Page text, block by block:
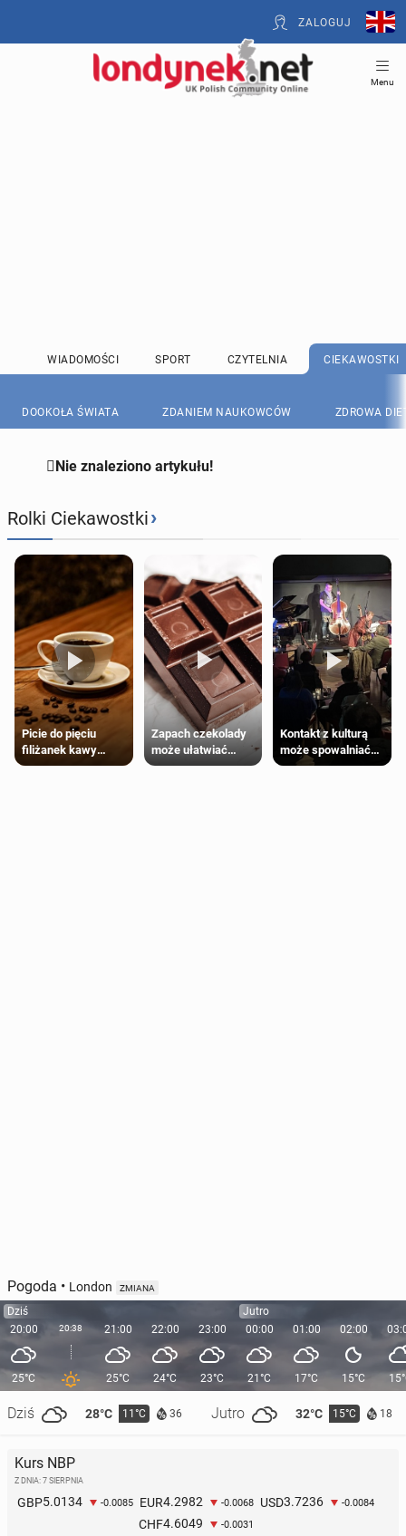
ZALOGUJ
Menu
WIADOMOŚCI SPORT CZYTELNIA CIEKAWOSTKI
DOOKOŁA ŚWIATA ZDANIEM NAUKOWCÓW ZDROWA
Nie znaleziono artykułu!
Rolki Ciekawostki›
Picie do pięciu
filiżanek kawy
dziennie jest
Zapach czekolady
może ułatwiać
trening siłowy
Kontakt z kulturą
może spowalniać
starzenie
Pogoda • London ZMIANA
Dziś
20:00
25°C
Dziś 28°C 11°C 36 Jutro 32°C 15°C 18
20:38 21:00
25°C
22:00
24°C
23:00
23°C
Jutro
00:00
21°C
01:00
17°C
02:00
15°C
Kurs NBP
Z DNIA: 7 SIERPNIA
GBP5.0134 -0.0085 EUR4.2982 -0.0068 USD3.7236 -0.0084
CHF4.6049 -0.0031